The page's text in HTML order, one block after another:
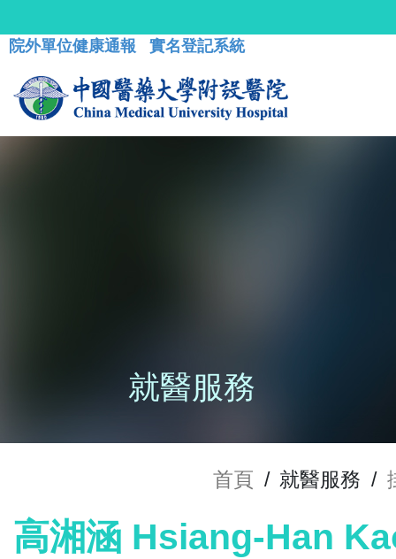
院外單位健康通報 實名登記系統
就醫服務
首頁 / 就醫服務 /
高湘涵 Hsiang-Han